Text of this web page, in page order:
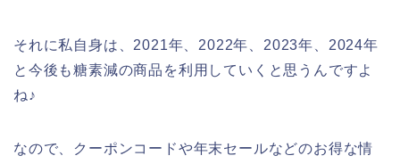
それに私自身は、2021年、2022年、2023年、2024年
と今後も糖素減の商品を利用していくと思うんですよ
ね♪
なので、クーポンコードや年末セールなどのお得な情